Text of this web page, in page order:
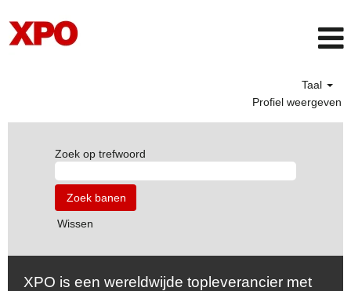
Taal
Profiel weergeven
Zoek op trefwoord
Wissen
XPO is een wereldwijde topleverancier met